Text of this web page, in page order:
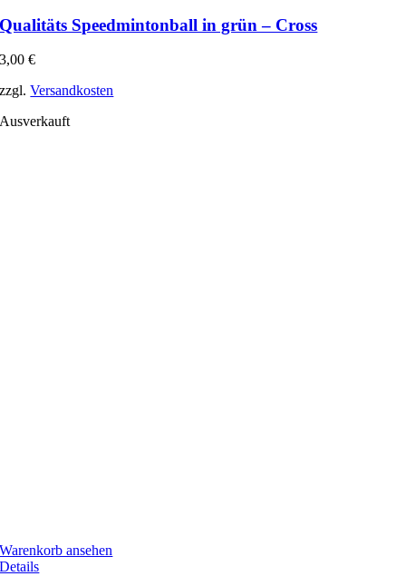
Qualitäts Speedmintonball in grün – Cross
3,00€
zzgl.Versandkosten
Ausverkauft
Warenkorb ansehen
Details